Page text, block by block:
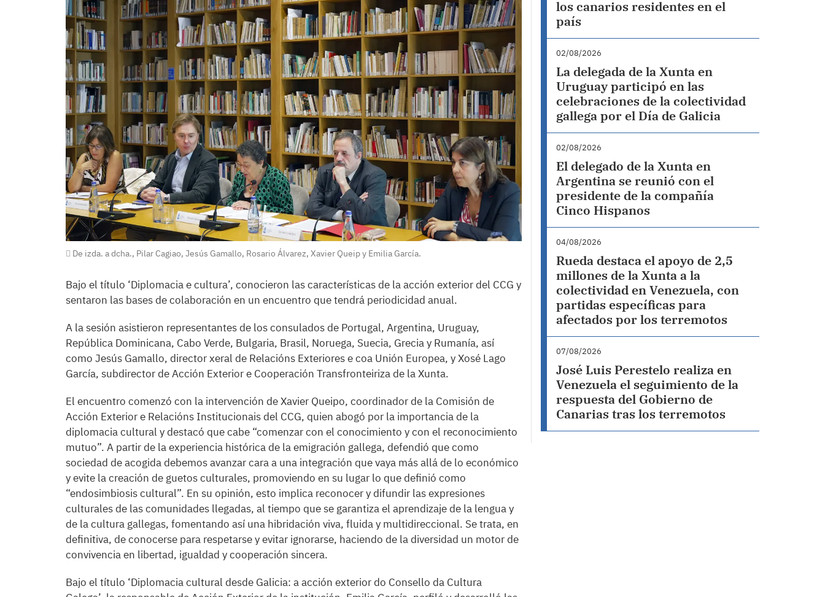
De izda. a dcha., Pilar Cagiao, Jesús Gamallo, Rosario Álvarez, Xavier Queip y Emilia García.
Bajo el título ‘Diplomacia e cultura’, conocieron las características de la acción exterior del CCG y
sentaron las bases de colaboración en un encuentro que tendrá periodicidad anual.
A la sesión asistieron representantes de los consulados de Portugal, Argentina, Uruguay,
República Dominicana, Cabo Verde, Bulgaria, Brasil, Noruega, Suecia, Grecia y Rumanía, así
como Jesús Gamallo, director xeral de Relacións Exteriores e coa Unión Europea, y Xosé Lago
García, subdirector de Acción Exterior e Cooperación Transfronteiriza de la Xunta.
El encuentro comenzó con la intervención de Xavier Queipo, coordinador de la Comisión de
Acción Exterior e Relacións Institucionais del CCG, quien abogó por la importancia de la
diplomacia cultural y destacó que cabe “comenzar con el conocimiento y con el reconocimiento
mutuo”. A partir de la experiencia histórica de la emigración gallega, defendió que como
sociedad de acogida debemos avanzar cara a una integración que vaya más allá de lo económico
y evite la creación de guetos culturales, promoviendo en su lugar lo que definió como
“endosimbiosis cultural”. En su opinión, esto implica reconocer y difundir las expresiones
culturales de las comunidades llegadas, al tiempo que se garantiza el aprendizaje de la lengua y
de la cultura gallegas, fomentando así una hibridación viva, fluida y multidireccional. Se trata, en
definitiva, de conocerse para respetarse y evitar ignorarse, haciendo de la diversidad un motor de
convivencia en libertad, igualdad y cooperación sincera.
Bajo el título ‘Diplomacia cultural desde Galicia: a acción exterior do Consello da Cultura
los canarios residentes en el
país
02/08/2026
La delegada de la Xunta en
Uruguay participó en las
celebraciones de la colectividad
gallega por el Día de Galicia
02/08/2026
El delegado de la Xunta en
Argentina se reunió con el
presidente de la compañía
Cinco Hispanos
04/08/2026
Rueda destaca el apoyo de 2,5
millones de la Xunta a la
colectividad en Venezuela, con
partidas específicas para
afectados por los terremotos
07/08/2026
José Luis Perestelo realiza en
Venezuela el seguimiento de la
respuesta del Gobierno de
Canarias tras los terremotos